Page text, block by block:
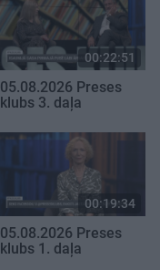
00:22:51
05.08.2026 Preses
klubs 3. daļa
00:19:34
05.08.2026 Preses
klubs 1. daļa